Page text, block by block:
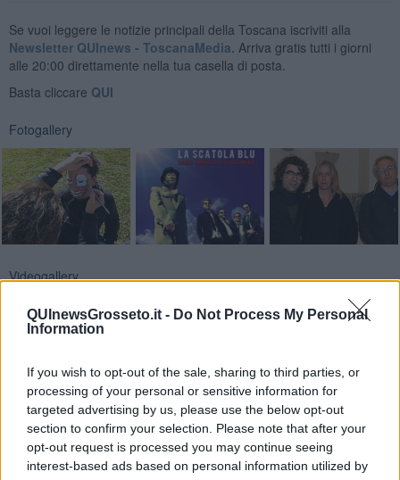
QUInewsGrosseto.it - Do Not Process My Personal
Information
If you wish to opt-out of the sale, sharing to third parties, or
processing of your personal or sensitive information for
targeted advertising by us, please use the below opt-out
section to confirm your selection. Please note that after your
opt-out request is processed you may continue seeing
interest-based ads based on personal information utilized by
Se vuoi leggere le notizie principali della Toscana iscriviti alla
Newsletter QUInews - ToscanaMedia. Arriva gratis tutti i giorni
alle 20:00 direttamente nella tua casella di posta.
Basta cliccare QUI
Fotogallery
Videogallery